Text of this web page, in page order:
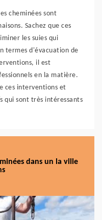
cheminées sont
Sachez que ces
les suies qui
termes d'évacuation de
il est
en la matière.
ces interventions et
qui sont très intéressants
dans un la ville